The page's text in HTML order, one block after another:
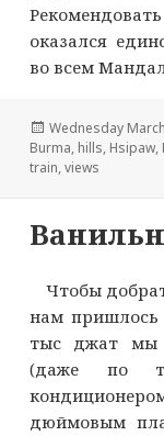
оказался
во всем
Опубликовано
Wednesday
Burma, hills, Hsipaw,
train,views
Чтобы
нам пришлось
тыс джат мы
(даже по
дюймовым